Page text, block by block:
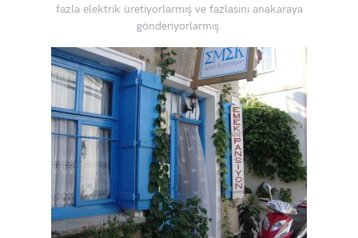
fazla elektrik üretiyorlarmış ve fazlasını anakaraya
gönderiyorlarmış.